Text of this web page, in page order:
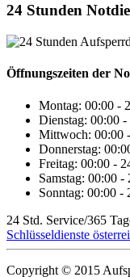
24 Stunden
Öffnungszeiten der
Montag: 00:00 -
Dienstag: 00:00 -
Mittwoch: 00:00
Donnerstag:
Freitag: 00:00 -
Samstag: 00:00 -
Sonntag: 00:00 -
24 Std. Service/365
Schlüsseldienste
Copyright © 2015